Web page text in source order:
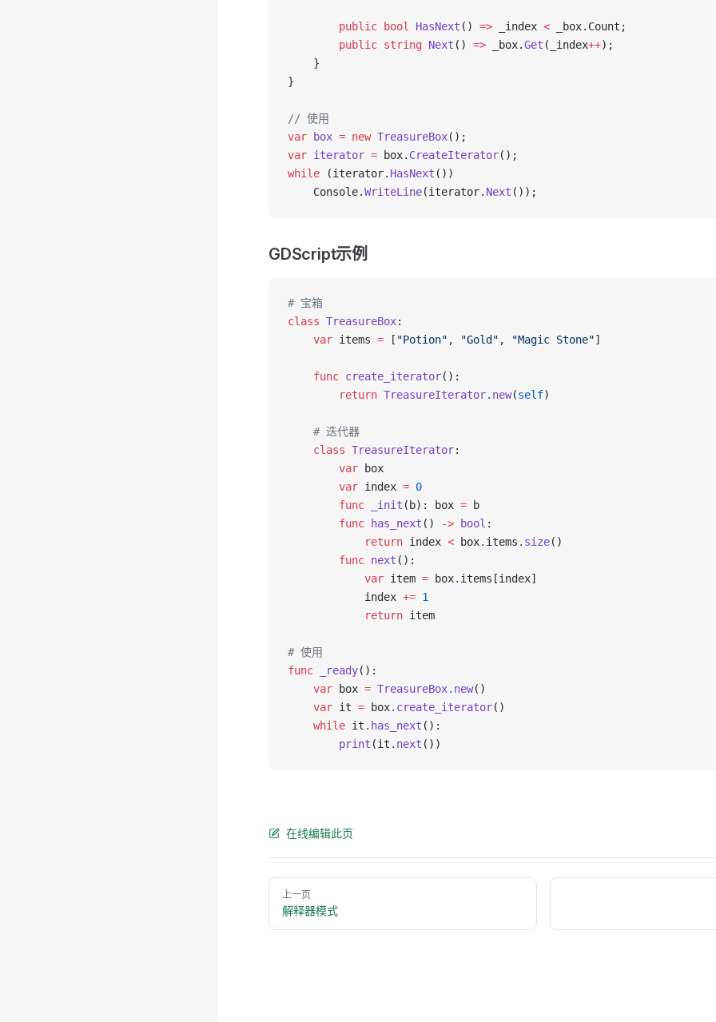
        public
bool HasNext () => _index < _box.Count;
        public
string Next () => _box.Get (_index++);
    }
}
// 使用
var box = new TreasureBox();
var iterator = box. CreateIterator();
while (iterator. HasNext ())
    Console.
WriteLine(iterator. Next ());
GDScript示例
# 宝箱
class TreasureBox:
    var
items = [ "Potion" , "Gold" , "Magic Stone"]
    func
create_iterator():
        return
TreasureIterator. new(self)
    # 迭代器
    class
TreasureIterator:
        var
box
        var
index = 0
        func
_init (b): box = b
        func
has_next () -> bool :
            return
index < box. items . size()
        func
next ():
            var
item = box. items[index]
            index
+= 1
            return
item
# 使用
func _ready():
    var
box = TreasureBox. new()
    var
it = box. create_iterator()
    while
it . has_next ():
        print
(it . next ())
在线编辑此页
Pager
上一页
解释器模式